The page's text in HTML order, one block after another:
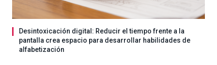
Desintoxicación digital: Reducir el tiempo frente a la
pantalla crea espacio para desarrollar habilidades de
alfabetización